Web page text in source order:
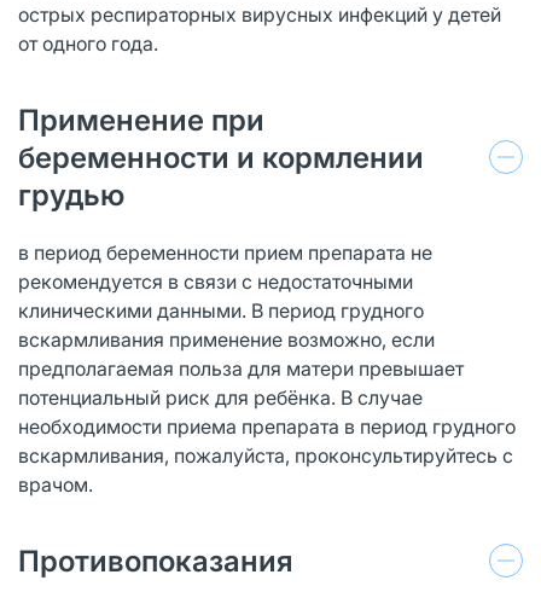
острых респираторных вирусных инфекций у детей
от одного года.
Применение при
беременности и кормлении
грудью
в период беременности прием препарата не
рекомендуется в связи с недостаточными
клиническими данными. В период грудного
вскармливания применение возможно, если
предполагаемая польза для матери превышает
потенциальный риск для ребёнка. В случае
необходимости приема препарата в период грудного
вскармливания, пожалуйста, проконсультируйтесь с
врачом.
Противопоказания